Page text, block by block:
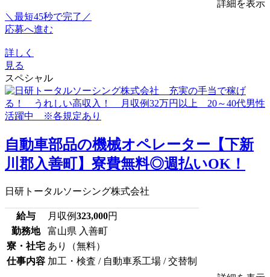
詳細を表示
＼最短45秒で完了／
応募へ進む
詳しく
見る
スペシャル
自動車部品の機械オペレーター【下新
川郡入善町】寮費無料◎週払いOK！
日研トータルソーシング株式会社
給与 月収例323,000円
勤務地
富山県 入善町
寮・社宅 あり（無料）
仕事内容 加工・検査 / 自動車系工場 / 交替制